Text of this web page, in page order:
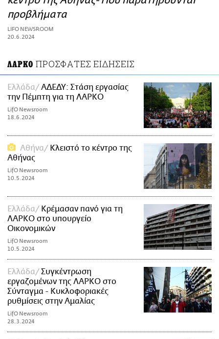
ΑΜΠΑ
PRINT
προβλήματα
LIFO NEWSROOM
20.6.2024
ΛΑΡΚΟ ΠΡΟΣΦΑΤΕΣ ΕΙΔΗΣΕΙΣ
Ελλάδα
ΑΔΕΔΥ: Στάση εργασίας
την Πέμπτη για τη ΛΑΡΚΟ
LifO Newsroom
18.6.2024
Αθήνα
Κλειστό το κέντρο της
Αθήνας
LifO Newsroom
10.5.2024
Ελλάδα
Κρέμασαν πανό για τη
ΛΑΡΚΟ στο υπουργείο
Οικονομικών
LifO Newsroom
10.5.2024
Ελλάδα
Συγκέντρωση
εργαζομένων της ΛΑΡΚΟ στο
Σύνταγμα - Κυκλοφοριακές
ρυθμίσεις στην Αμαλίας
LifO Newsroom
28.3.2024